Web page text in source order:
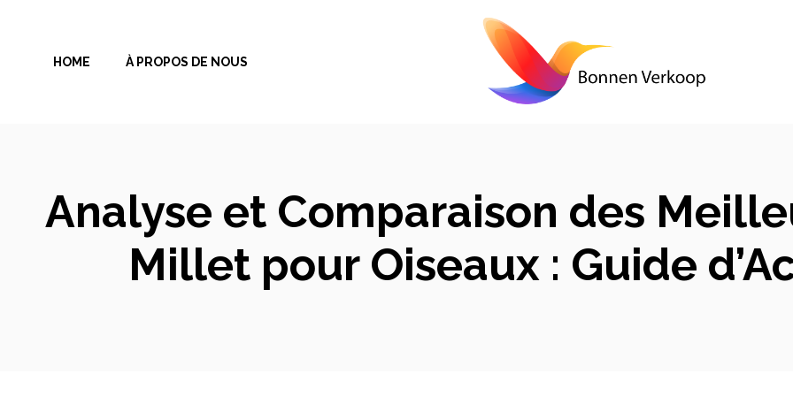
contenuHOME À PROPOS DE NOUS
Analyse et Comparaison des
Millet pour Oiseaux : Guide